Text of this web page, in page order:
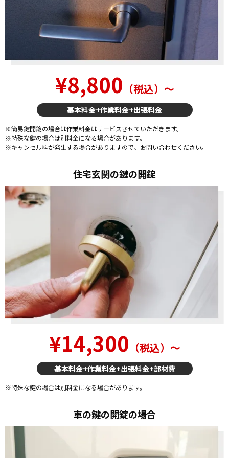
¥8,800 （税込）〜
基本料金+作業料金+出張料金
※簡易鍵開錠の場合は作業料金はサービスさせていただきます。
※特殊な鍵の場合は別料金になる場合があります。
※キャンセル料が発生する場合がありますので、お問い合わせください。
住宅玄関の鍵の開錠
¥14,300 （税込）〜
基本料金+作業料金+出張料金+部材費
※特殊な鍵の場合は別料金になる場合があります。
車の鍵の開錠の場合